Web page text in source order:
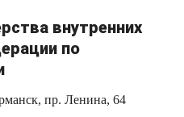
внутренних
по
пр. Ленина, 64